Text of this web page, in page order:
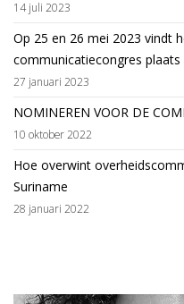
14 juli 2023
Op 25 en 26 mei 2023 vindt
communicatiecongres plaats
27 januari 2023
NOMINEREN VOOR DE
10 oktober 2022
Hoe overwint
Suriname
28 januari 2022